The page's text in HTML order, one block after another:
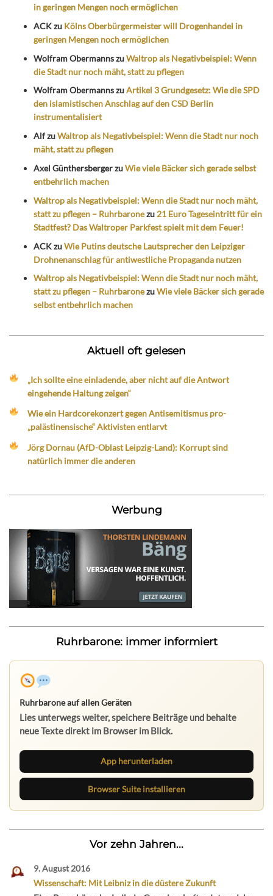
in geringen Mengen noch ermöglichen
ACKzu Kölns Oberbürgermeister will Drogenhandel in
geringen Mengen noch ermöglichen
Wolfram ObermannszuWaltrop als Negativbeispiel: Wenn
die Stadt nur noch mäht, statt zu pflegen
Wolfram ObermannszuArtikel 3 Grundgesetz: Wie die SPD
den islamistischen Anschlag auf den CSD Berlin
instrumentalisiert
AlfzuWaltrop als Negativbeispiel: Wenn die Stadt nur noch
mäht, statt zu pflegen
Axel GünthersbergerzuWie viele Bäcker sich gerade selbst
entbehrlich machen
Waltrop als Negativbeispiel: Wenn die Stadt nur noch mäht,
statt zu pflegen – Ruhrbaronezu 21 Euro Tageseintritt für ein
Stadtfest? Das Waltroper Parkfest spielt mit dem Feuer!
ACKzuWie Putins deutsche Lautsprecher den Leipziger
Drohnenanschlag für antiwestliche Propaganda nutzen
Waltrop als Negativbeispiel: Wenn die Stadt nur noch mäht,
statt zu pflegen – RuhrbaronezuWie viele Bäcker sich gerade
selbst entbehrlich machen
Aktuell oft gelesen
„Ich sollte eine einladende, aber nicht auf die Antwort
eingehende Haltung zeigen“
Wie ein Hardcorekonzert gegen Antisemitismus pro-
„palästinensische“ Aktivisten entlarvt
Jörg Dornau (AfD-Oblast Leipzig-Land): Korrupt sind
natürlich immer die anderen
Werbung
Ruhrbarone: immer informiert
Ruhrbarone auf allen Geräten
Lies unterwegs weiter, speichere Beiträge und behalte
neue Texte direkt im Browser im Blick.
App herunterladen
Browser Suite installieren
Vor zehn Jahren...
9. August 2016
Wissenschaft: Mit Leibniz in die düstere Zukunft